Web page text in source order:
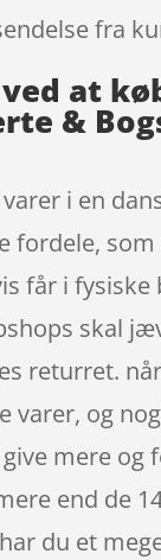
fra
at
&
i en
fordele,
får i fysiske
skal
returret.
varer, og
mere og
end de
du et